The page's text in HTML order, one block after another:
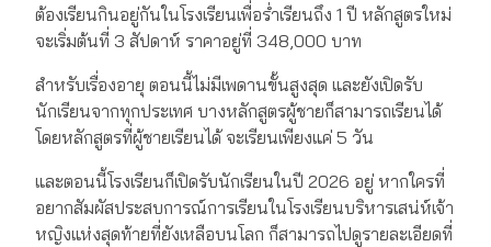
ต้องเรียนกินอยู่กันในโรงเรียนเพื่อร่ำเรียนถึง 1 ปี หลักสูตรใหม่
จะเริ่มต้นที่ 3 สัปดาห์ ราคาอยู่ที่ 348,000 บาท
สำหรับเรื่องอายุ ตอนนี้ไม่มีเพดานขั้นสูงสุด และยังเปิดรับ
นักเรียนจากทุกประเทศ บางหลักสูตรผู้ชายก็สามารถเรียนได้
โดยหลักสูตรที่ผู้ชายเรียนได้ จะเรียนเพียงแค่ 5 วัน
และตอนนี้โรงเรียนก็เปิดรับนักเรียนในปี 2026 อยู่ หากใครที่
อยากสัมผัสประสบการณ์การเรียนในโรงเรียนบริหารเสน่ห์เจ้า
หญิงแห่งสุดท้ายที่ยังเหลือบนโลก ก็สามารถไปดูรายละเอียดที่